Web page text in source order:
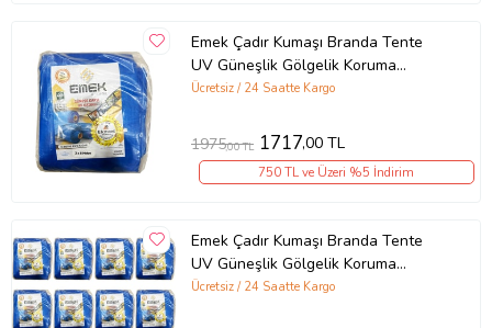
Emek Çadır Kumaşı Branda Tente
UV Güneşlik Gölgelik Koruma
Yağmur Su Geçirmez - 3x6 Metre - 1
Ücretsiz / 24 Saatte Kargo
1975,00 TL 1717,00 TL
750 TL ve Üzeri %5 İndirim
Emek Çadır Kumaşı Branda Tente
UV Güneşlik Gölgelik Koruma
Yağmur Su Geçirmez - 4x4 Metre -
Ücretsiz / 24 Saatte Kargo